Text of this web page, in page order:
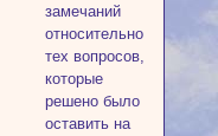
замечаний
относительно
тех вопросов,
которые
решено было
оставить на